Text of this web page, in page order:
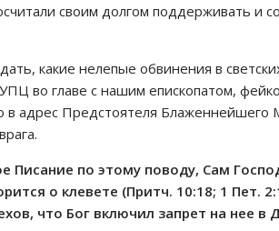
своим долгом поддерживать и
какие нелепые обвинения в
во главе с нашим епископатом,
в адрес Предстоятеля Блаженнейшего
Писание по этому поводу, Сам
о клевете (Притч. 10:18; 1 Пет.
что Бог включил запрет на нее в